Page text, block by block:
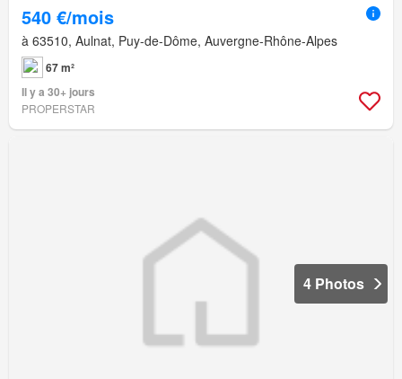
540 €/mois
à 63510, Aulnat, Puy-de-Dôme, Auvergne-Rhône-Alpes
67 m²
Il y a 30+ jours
PROPERSTAR
4 Photos